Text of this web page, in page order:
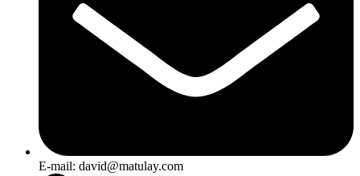
E-mail: david@matulay.com